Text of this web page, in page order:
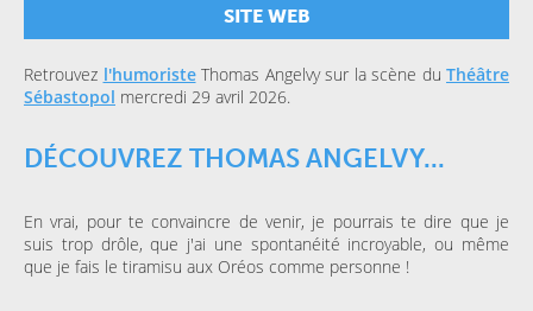
SITE WEB
Retrouvez l'humoristeThomas Angelvy sur la scène du Théâtre
Sébastopol mercredi 29 avril 2026.
DÉCOUVREZ THOMAS ANGELVY...
En vrai, pour te convaincre de venir, je pourrais te dire que je
suis trop drôle, que j'ai une spontanéité incroyable, ou même
que je fais le tiramisu aux Oréos comme personne !